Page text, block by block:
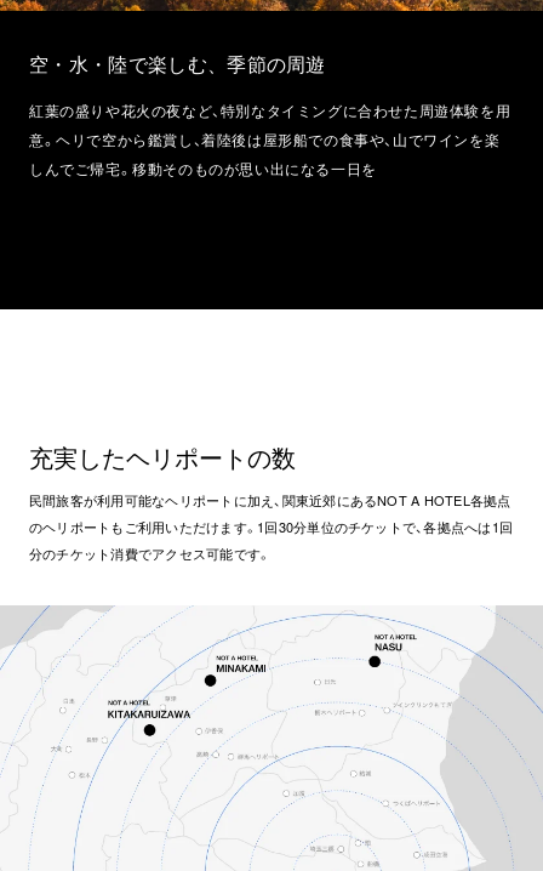
空・水・陸で楽しむ、季節の周遊
紅葉の盛りや花火の夜など、特別なタイミングに合わせた周遊体験を用
意。ヘリで空から鑑賞し、着陸後は屋形船での食事や、山でワインを楽
しんでご帰宅。移動そのものが思い出になる一日を
充実したヘリポートの数
民間旅客が利用可能なヘリポートに加え、関東近郊にあるNOT A HOTEL各拠点
のヘリポートもご利用いただけます。1回30分単位のチケットで、各拠点へは1回
分のチケット消費でアクセス可能です。